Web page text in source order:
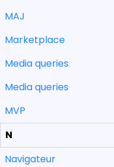
MAJ
Marketplace
Media queries
Media queries
MVP
N
Navigateur